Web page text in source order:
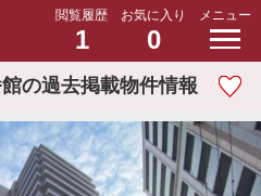
閲覧履歴
1
お気に入り
0
メニュー
の過去掲載物件情報